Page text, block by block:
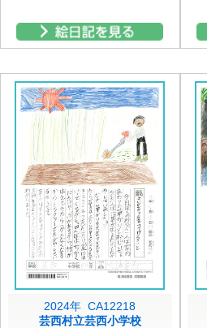
2024年 CA12218
芸西村立芸西小学校